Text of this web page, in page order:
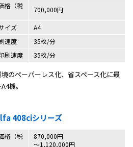
格（税
700,000円
イズ
A4
速度
35枚/分
刷速度
35枚/分
のペーパーレス化、省スペース化に最
機。
408ciシリーズ
格（税
870,000円
〜1,120,000円